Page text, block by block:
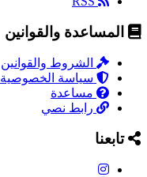
المساعدة والقوانين
الشروط والقوانين
سياسة الخصوصية
مساعدة
رابط نصي
تابعنا